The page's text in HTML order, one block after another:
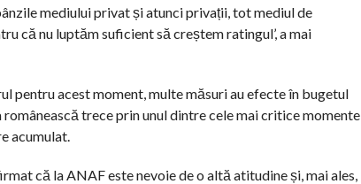
mediului privat și atunci privații, tot mediul de
că nu luptăm suficient să creștem ratingul’, a mai
pentru acest moment, multe măsuri au efecte în bugetul
trece prin unul dintre cele mai critice momente
acumulat.
că la ANAF este nevoie de o altă atitudine și, mai ales,